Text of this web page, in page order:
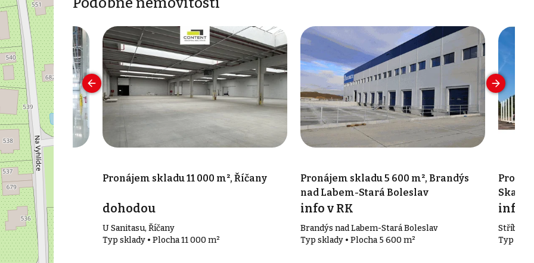
m², Nupaky Pronájem skladu 11 000 m², Říčany
dohodou
U Sanitasu, Říčany
Typ sklady • Plocha 11 000 m²
Pronájem skladu 5 600 m², Brandýs
nad Labem-Stará Boleslav
info v RK
Brandýs nad Labem-Stará Boleslav
Typ sklady • Plocha 5 600 m²
info v
Stříbrná
Typ